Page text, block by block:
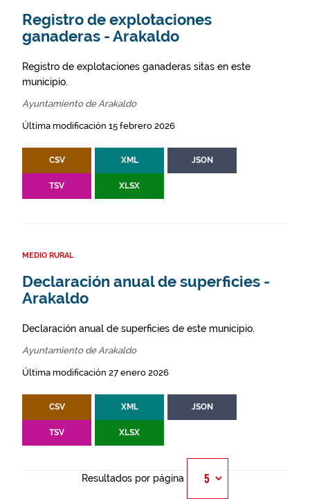
Registro de explotaciones
ganaderas - Arakaldo
Registro de explotaciones ganaderas sitas en este
municipio.
Ayuntamiento de Arakaldo
Última modificación 15 febrero 2026
CSV XML JSON
TSV XLSX
MEDIO RURAL
Declaración anual de superficies -
Arakaldo
Declaración anual de superficies de este municipio.
Ayuntamiento de Arakaldo
Última modificación 27 enero 2026
CSV XML JSON
TSV XLSX
Resultados por página